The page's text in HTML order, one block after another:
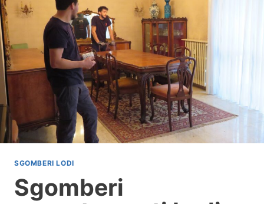
O
N
E
G
O
Z
D
I
SGOMBERI LODI
Sgomberi